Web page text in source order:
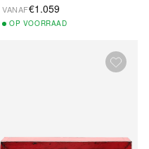
VANAF€1.059
OP VOORRAAD